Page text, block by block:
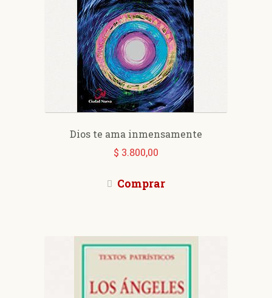
Dios te ama inmensamente
$ 3.800,00
Comprar